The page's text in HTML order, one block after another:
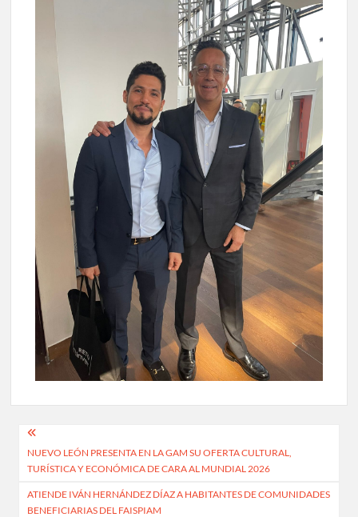
Navegación
de
entradas
NUEVO LEÓN PRESENTA EN LA GAM SU OFERTA CULTURAL,
TURÍSTICA Y ECONÓMICA DE CARA AL MUNDIAL 2026
ATIENDE IVÁN HERNÁNDEZ DÍAZ A HABITANTES DE COMUNIDADES
BENEFICIARIAS DEL FAISPIAM